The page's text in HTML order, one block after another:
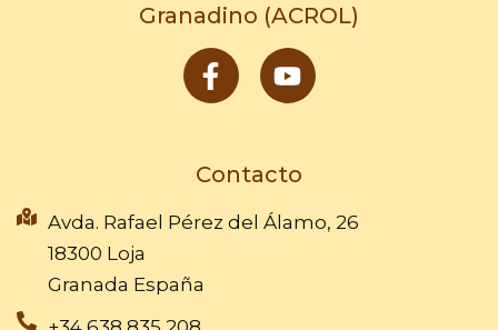
Granadino (ACROL)
F
a
b
o
Y
o
u
e
Contacto
Avda. Rafael Pérez del Álamo, 26
18300 Loja
Granada España